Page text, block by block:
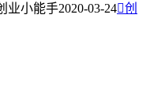
业小能手2020-03-24创